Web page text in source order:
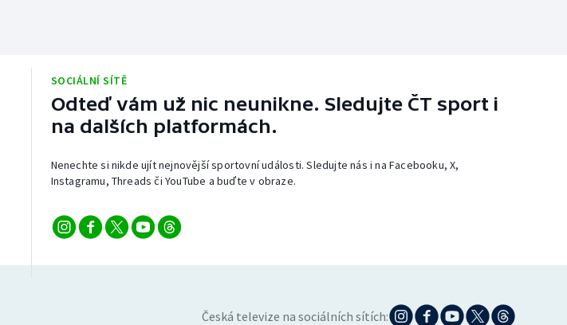
SOCIÁLNÍ SÍTĚ
Odteď vám už nic neunikne. Sledujte ČT sport i
na dalších platformách.
Nenechte si nikde ujít nejnovější sportovní události. Sledujte nás i na Facebooku, X,
Instagramu, Threads či YouTube a buďte v obraze.
Česká televize na sociálních sítích: